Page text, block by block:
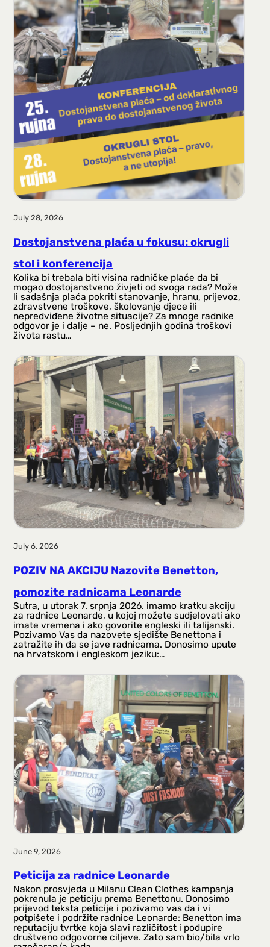
July 28, 2026
Dostojanstvena plaća u fokusu: okrugli
stol i konferencija
Kolika bi trebala biti visina radničke plaće da bi
mogao dostojanstveno živjeti od svoga rada? Može
li sadašnja plaća pokriti stanovanje, hranu, prijevoz,
zdravstvene troškove, školovanje djece ili
nepredviđene životne situacije? Za mnoge radnike
odgovor je i dalje – ne. Posljednjih godina troškovi
života rastu…
July 6, 2026
POZIV NA AKCIJU Nazovite Benetton,
pomozite radnicama Leonarde
Sutra, u utorak 7. srpnja 2026. imamo kratku akciju
za radnice Leonarde, u kojoj možete sudjelovati ako
imate vremena i ako govorite engleski ili talijanski.
Pozivamo Vas da nazovete sjedište Benettona i
zatražite ih da se jave radnicama. Donosimo upute
na hrvatskom i engleskom jeziku:…
June 9, 2026
Peticija za radnice Leonarde
Nakon prosvjeda u Milanu Clean Clothes kampanja
pokrenula je peticiju prema Benettonu. Donosimo
prijevod teksta peticije i pozivamo vas da i vi
potpišete i podržite radnice Leonarde: Benetton ima
reputaciju tvrtke koja slavi različitost i podupire
društveno odgovorne ciljeve. Zato sam bio/bila vrlo